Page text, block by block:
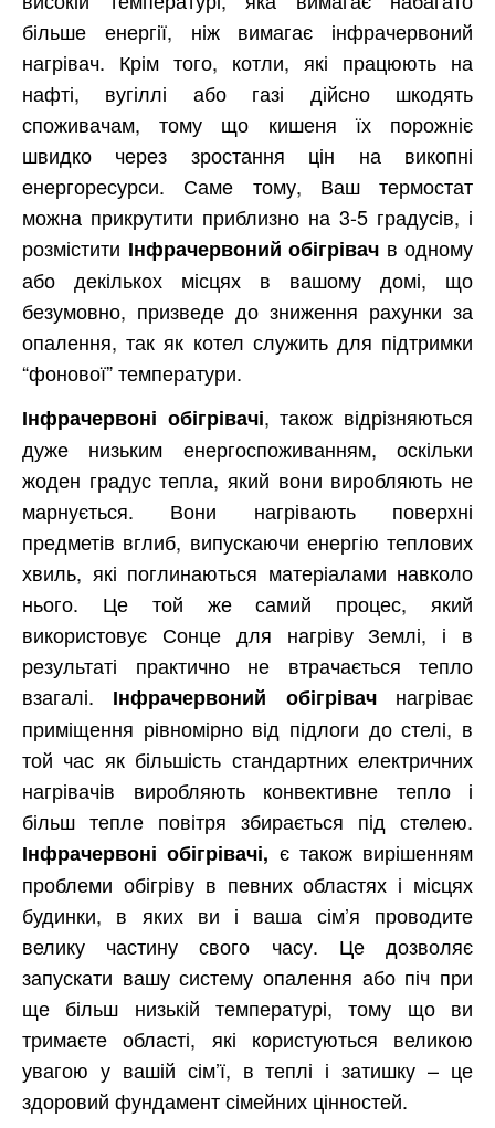
більше енергії, ніж вимагає інфрачервоний
нагрівач. Крім того, котли, які працюють на
нафті, вугіллі або газі дійсно шкодять
споживачам, тому що кишеня їх порожніє
швидко через зростання цін на викопні
енергоресурси. Саме тому, Ваш термостат
можна прикрутити приблизно на 3-5 градусів, і
розмістити Інфрачервоний обігрівач в одному
або декількох місцях в вашому домі, що
безумовно, призведе до зниження рахунки за
опалення, так як котел служить для підтримки
“фонової” температури.
Інфрачервоні обігрівачі, також відрізняються
дуже низьким енергоспоживанням, оскільки
жоден градус тепла, який вони виробляють не
марнується. Вони нагрівають поверхні
предметів вглиб, випускаючи енергію теплових
хвиль, які поглинаються матеріалами навколо
нього. Це той же самий процес, який
використовує Сонце для нагріву Землі, і в
результаті практично не втрачається тепло
взагалі. Інфрачервоний обігрівачнагріває
приміщення рівномірно від підлоги до стелі, в
той час як більшість стандартних електричних
нагрівачів виробляють конвективне тепло і
більш тепле повітря збирається під стелею.
Інфрачервоні обігрівачі, є також вирішенням
проблеми обігріву в певних областях і місцях
будинки, в яких ви і ваша сім’я проводите
велику частину свого часу. Це дозволяє
запускати вашу систему опалення або піч при
ще більш низькій температурі, тому що ви
тримаєте області, які користуються великою
увагою у вашій сім’ї, в теплі і затишку – це
здоровий фундамент сімейних цінностей.